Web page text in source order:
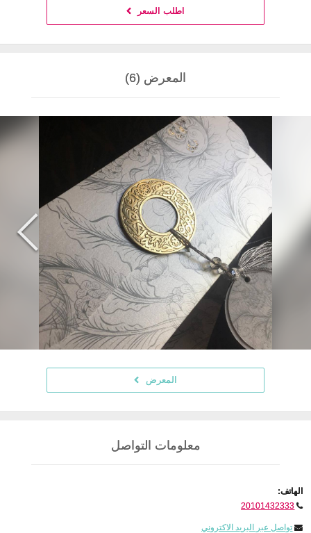
اطلب السعر
المعرض (6)
المعرض
معلومات التواصل
الهاتف:
20101432333
تواصل عبر البريد الاكتروني